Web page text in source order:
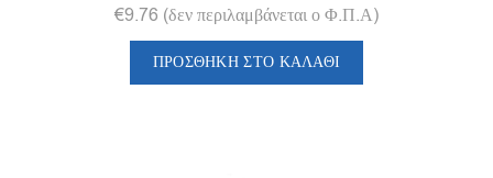
€9.76 (δεν περιλαμβάνεται ο Φ.Π.Α)
ΠΡΟΣΘΉΚΗ ΣΤΟ ΚΑΛΆΘΙ